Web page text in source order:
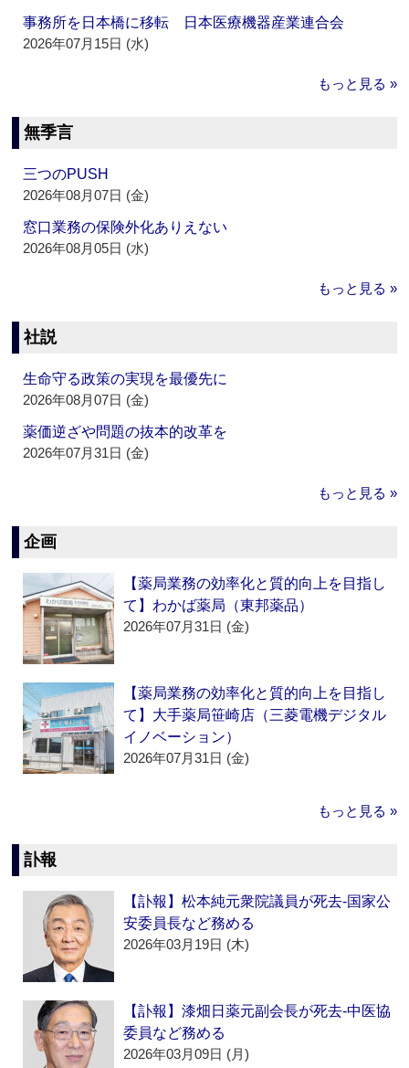
事務所を日本橋に移転 日本医療機器産業連合会
2026年07月15日 (水)
もっと見る »
無季言
三つのPUSH
2026年08月07日 (金)
窓口業務の保険外化ありえない
2026年08月05日 (水)
もっと見る »
社説
生命守る政策の実現を最優先に
2026年08月07日 (金)
薬価逆ざや問題の抜本的改革を
2026年07月31日 (金)
もっと見る »
企画
【薬局業務の効率化と質的向上を目指し
て】わかば薬局（東邦薬品）
2026年07月31日 (金)
【薬局業務の効率化と質的向上を目指し
て】大手薬局笹崎店（三菱電機デジタル
イノベーション）
2026年07月31日 (金)
もっと見る »
訃報
【訃報】松本純元衆院議員が死去‐国家公
安委員長など務める
2026年03月19日 (木)
【訃報】漆畑日薬元副会長が死去‐中医協
委員など務める
2026年03月09日 (月)